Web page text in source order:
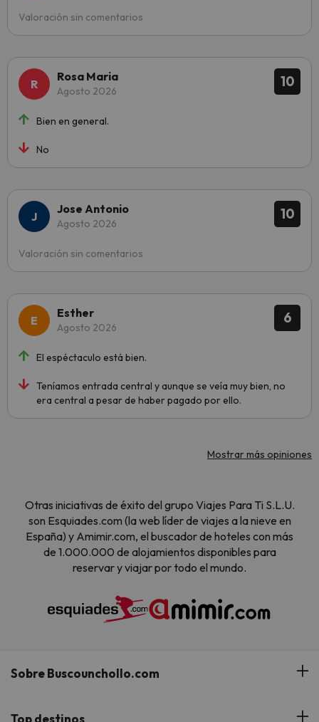
Valoración sin comentarios
10
Rosa Maria
Agosto 2026
Bien en general.
No
10
Jose Antonio
Agosto 2026
Valoración sin comentarios
6
Esther
Agosto 2026
El espéctaculo está bien.
Teníamos entrada central y aunque se veía muy bien, no
era central a pesar de haber pagado por ello.
Mostrar más opiniones
Otras iniciativas de éxito del grupo Viajes Para Ti S.L.U.
son Esquiades.com (la web líder de viajes a la nieve en
España) y Amimir.com, el buscador de hoteles con más
de 1.000.000 de alojamientos disponibles para
reservar y viajar por todo el mundo.
Sobre Buscounchollo.com
¿Quiénes somos?